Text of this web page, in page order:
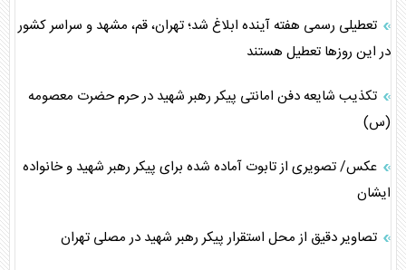
تعطیلی رسمی هفته آینده ابلاغ شد؛ تهران، قم، مشهد و سراسر کشور
در این روزها تعطیل هستند
تکذیب شایعه دفن امانتی پیکر رهبر شهید در حرم حضرت معصومه
(س)
عکس/ تصویری از تابوت آماده شده برای پیکر رهبر شهید و خانواده
ایشان
تصاویر دقیق از محل استقرار پیکر رهبر شهید در مصلی تهران